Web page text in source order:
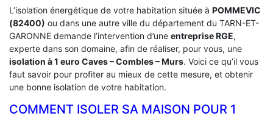
L’isolation énergétique de votre habitation située à POMMEVIC
(82400) ou dans une autre ville du département du TARN-ET-
GARONNE demande l’intervention d’une entreprise RGE,
experte dans son domaine, afin de réaliser, pour vous, une
isolation à 1 euro Caves – Combles – Murs. Voici ce qu’il vous
faut savoir pour profiter au mieux de cette mesure, et obtenir
une bonne isolation de votre habitation.
COMMENT ISOLER SA MAISON POUR 1